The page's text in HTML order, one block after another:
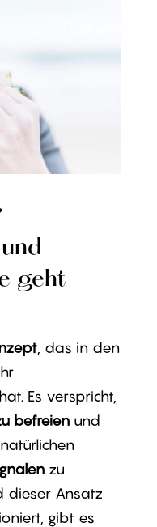
geht
, das in den
Es verspricht,
befreienund
zu
dieser Ansatz
gibt es